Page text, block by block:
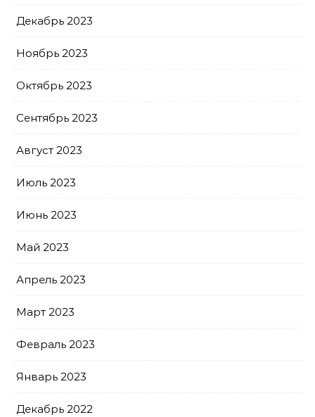
Декабрь 2023
Ноябрь 2023
Октябрь 2023
Сентябрь 2023
Август 2023
Июль 2023
Июнь 2023
Май 2023
Апрель 2023
Март 2023
Февраль 2023
Январь 2023
Декабрь 2022